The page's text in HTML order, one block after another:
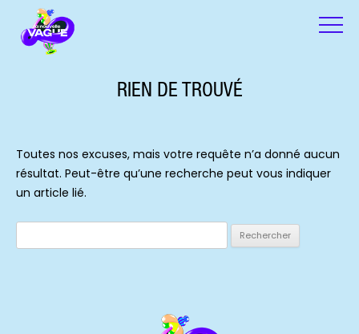
RIEN DE TROUVÉ
Toutes nos excuses, mais votre requête n’a donné aucun
résultat. Peut-être qu’une recherche peut vous indiquer
un article lié.